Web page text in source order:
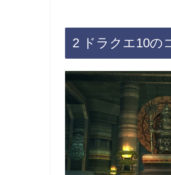
2 ドラクエ10の